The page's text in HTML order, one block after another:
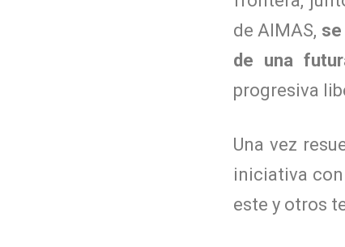
de AIMAS,
de una
progresiva
Una vez
iniciativa
este y otros